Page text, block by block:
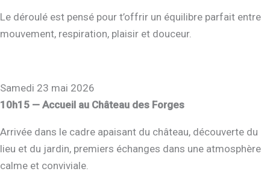
Le déroulé est pensé pour t’offrir un équilibre parfait entre
mouvement, respiration, plaisir et douceur.
Samedi 23 mai 2026
10h15 — Accueil au Château des Forges
Arrivée dans le cadre apaisant du château, découverte du
lieu et du jardin, premiers échanges dans une atmosphère
calme et conviviale.